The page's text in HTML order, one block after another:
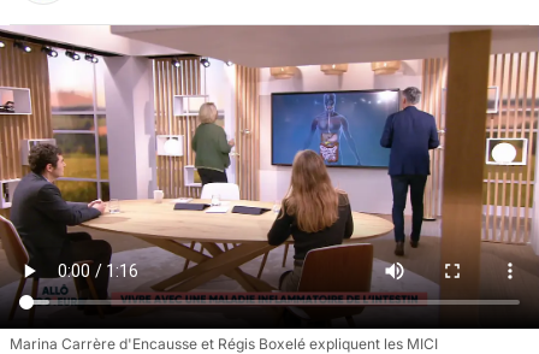
Marina Carrère d'Encausse et Régis Boxelé expliquent les MICI